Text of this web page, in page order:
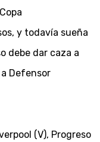
y todavía sueña
debe dar caza a
Defensor
(V), Progreso